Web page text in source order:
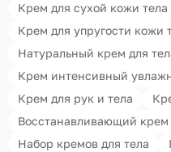
Крем для сухой кожи тела
Крем для упругости кожи
Натуральный крем для
Крем интенсивный
Крем для рук и тела
Восстанавливающий крем
Набор кремов для тела